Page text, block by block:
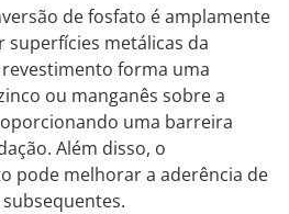
de fosfato é amplamente
metálicas da
forma uma
ou manganês sobre a
uma barreira
Além disso, o
pode melhorar a aderência de